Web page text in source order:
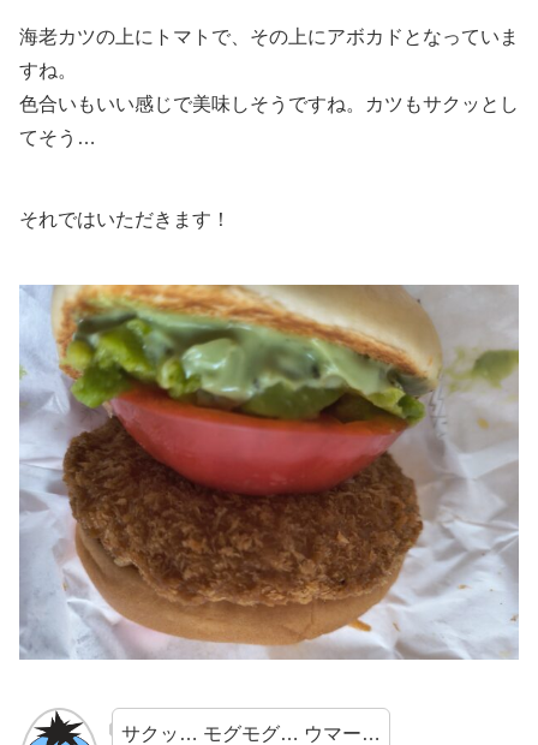
海老カツの上にトマトで、その上にアボカドとなっていま
すね。
色合いもいい感じで美味しそうですね。カツもサクッとし
てそう…
それではいただきます！
サクッ… モグモグ… ウマー…